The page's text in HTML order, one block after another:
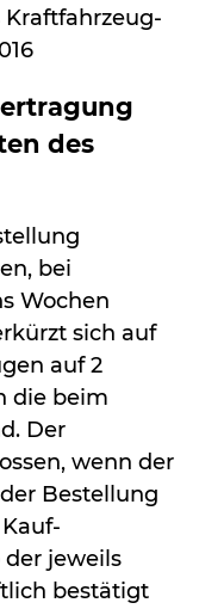
des
bei
Wochen
sich auf
auf 2
die beim
Der
wenn der
Bestellung
jeweils
bestätigt